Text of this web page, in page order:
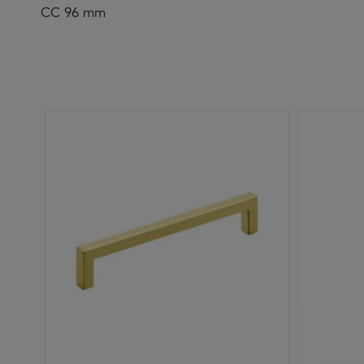
CC 96 mm